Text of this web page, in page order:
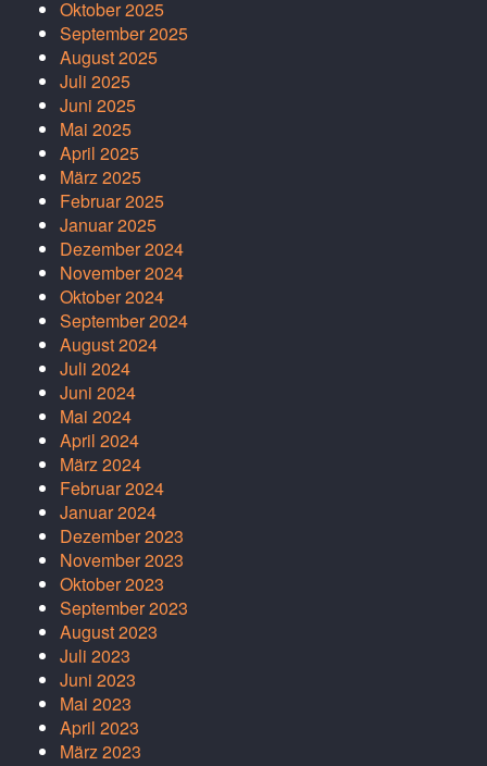
Oktober 2025
September 2025
August 2025
Juli 2025
Juni 2025
Mai 2025
April 2025
März 2025
Februar 2025
Januar 2025
Dezember 2024
November 2024
Oktober 2024
September 2024
August 2024
Juli 2024
Juni 2024
Mai 2024
April 2024
März 2024
Februar 2024
Januar 2024
Dezember 2023
November 2023
Oktober 2023
September 2023
August 2023
Juli 2023
Juni 2023
Mai 2023
April 2023
März 2023